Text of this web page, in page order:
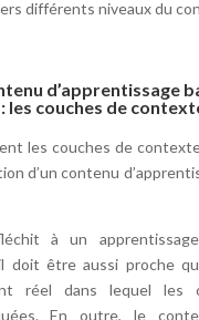
différents niveaux du
d’apprentissage
les couches de
les couches de
d’un contenu
à un
doit être aussi proche
réel dans lequel les
En outre, le